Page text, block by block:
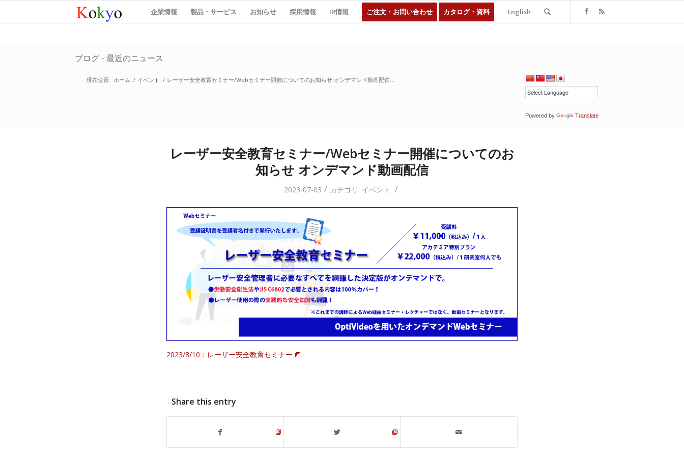
企業情報 製品・サービス お知らせ 採用情報 IR情報 ご注文・お問い合わせ カタログ・資料 English
ブログ - 最近のニュース
Powered by Translate
現在位置: ホーム / イベント / レーザー安全教育セミナー/Webセミナー開催についてのお知らせ オンデマンド動画配信...
レーザー安全教育セミナー/Webセミナー開催についてのお
知らせ オンデマンド動画配信
2023-07-03 / カテゴリ: イベント /
2023/8/10：レーザー安全教育セミナー
Share this entry